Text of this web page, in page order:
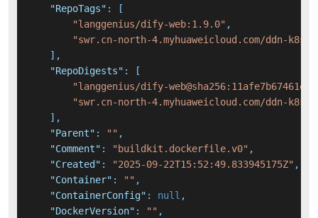
"RepoTags" :
[
"langgenius/dify-web:1.9.0" ,
"swr.cn-north-4.myhuaweicloud.com/ddn-
] ,
"RepoDigests" :
[
"langgenius/dify-
"swr.cn-north-4.myhuaweicloud.com/ddn-k8s/
] ,
"Parent" : "" ,
"Comment" : "buildkit.dockerfile.v0" ,
"Created" : "2025-09-22T15:52:49.833945175Z" ,
"Container" : "" ,
"ContainerConfig" : null ,
"DockerVersion" : "" ,